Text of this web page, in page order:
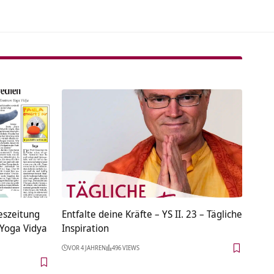
Vidya
Entfalte deine Kräfte – YS II. 23 – Tägliche
Inspiration
VOR 4 JAHREN 496 VIEWS